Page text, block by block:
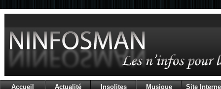
Accueil Actualité Insolites Musique Site